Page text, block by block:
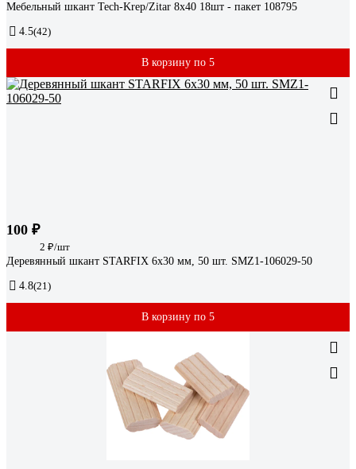
Мебельный шкант Tech-Krep/Zitar 8х40 18шт - пакет 108795
4.5(42)
В корзину по 5
100 ₽
2 ₽/шт
Деревянный шкант STARFIX 6x30 мм, 50 шт. SMZ1-106029-50
4.8(21)
В корзину по 5